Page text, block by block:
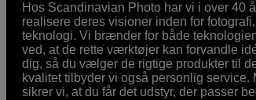
Hos Scandinavian Photo har vi i over 40
realisere deres visioner inden for
teknologi. Vi brænder for både
ved, at de rette værktøjer kan forvandle
dig, så du vælger de rigtige produkter til
kvalitet tilbyder vi også personlig
sikrer vi, at du får det udstyr, der passer